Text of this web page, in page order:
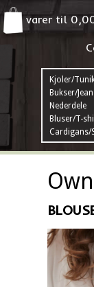
varer til
Kjoler/
Bukser/
Nederdele
Bluser/T-
Cardigans/